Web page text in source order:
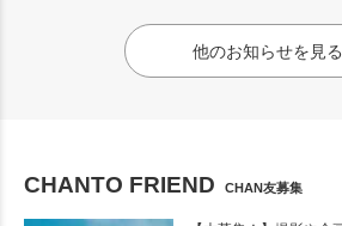
他のお知らせを見る
CHANTO FRIEND CHAN友募集